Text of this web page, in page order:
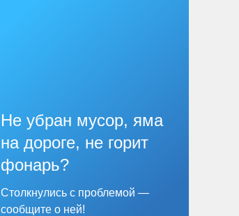
Не убран мусор, яма
на дороге, не горит
фонарь?
Столкнулись с проблемой —
сообщите о ней!